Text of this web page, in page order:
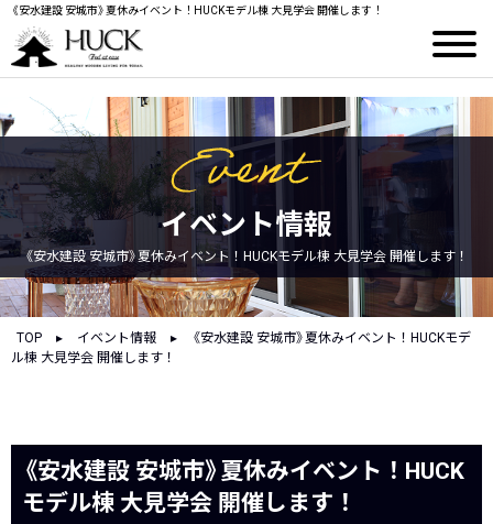
《安水建設 安城市》夏休みイベント！HUCKモデル棟 大見学会 開催します！
イベント情報
《安水建設 安城市》夏休みイベント！HUCKモデル棟 大見学会 開催します！
TOP ▸ イベント情報 ▸
《安水建設 安城市》夏休みイベント！HUCKモデ
ル棟 大見学会 開催します！
《安水建設 安城市》夏休みイベント！HUCK
モデル棟 大見学会 開催します！